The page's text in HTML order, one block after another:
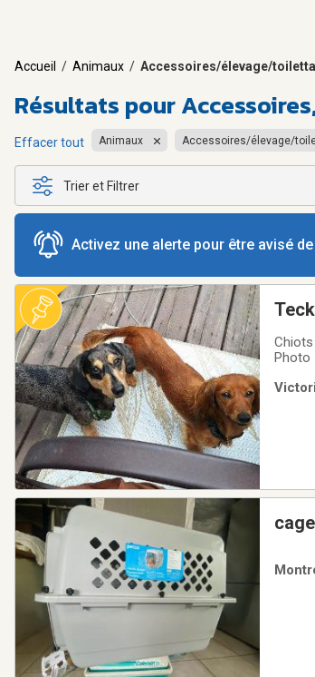
Accueil / Animaux / Accessoires/élevage/
Résultats pour
Effacer tout Animaux Accessoires/élevage/
Trier et Filtrer
Activez une alerte pour être avisé
Chiots
Photo